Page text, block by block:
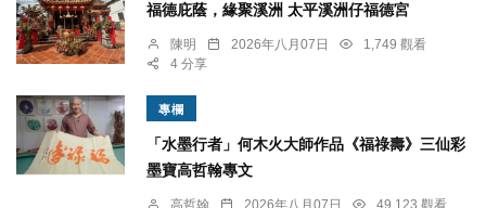
福德庇蔭，緣聚溪洲 太平溪洲仔福德宮
陳明 2026年八月07日
1,749 觀看
4 分享
專欄
「水墨行者」何木火大師作品《福祿壽》三仙彩
墨寶高哲翰專文
高哲翰 2026年八月07日
49,123 觀看